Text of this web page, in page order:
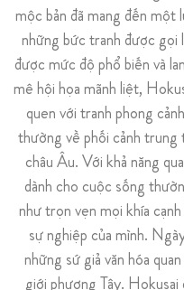
mộc bản đã mang đến
những bức tranh được gọi
được mức độ phổ biến và
mê hội họa mãnh liệt,
quen với tranh phong
thường về phối cảnh trung
châu Âu. Với khả năng
dành cho cuộc sống
như trọn vẹn mọi khía
sự nghiệp của mình.
những sứ giả văn hóa
giới phương Tây.